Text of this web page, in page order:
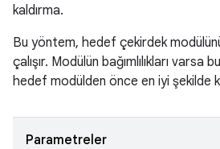
kaldırma.
Bu yöntem, hedef çekirdek
çalışır. Modülün bağımlılıkları varsa
hedef modülden önce en iyi şekilde
Parametreler